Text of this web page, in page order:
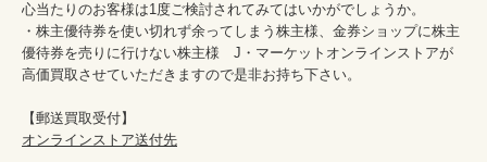
心当たりのお客様は1度ご検討されてみてはいかがでしょうか。
・株主優待券を使い切れず余ってしまう株主様、金券ショップに株主
優待券を売りに行けない株主様　J・マーケットオンラインストアが
高価買取させていただきますので是非お持ち下さい。
オンラインストア送付先